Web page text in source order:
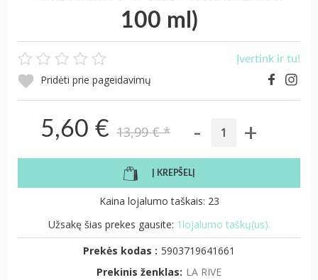
100 ml)
Įvertink ir tu!
Pridėti prie pageidavimų
5,60 € 13,99 €* - +
Į KREPŠELĮ
Kaina lojalumo taškais: 23
Užsakę šias prekes gausite: 1lojalumo taškų(us).
Prekės kodas : 5903719641661
Prekinis ženklas: LA RIVE